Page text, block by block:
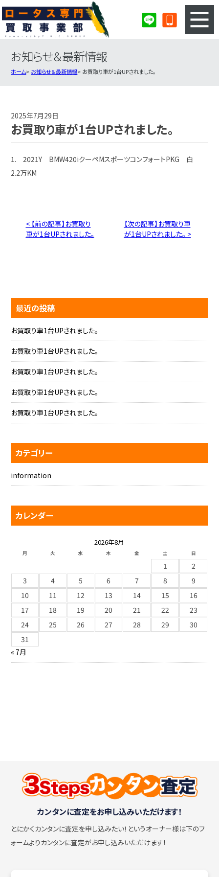
3ステップのカンタン査定
ロータス買取実績
お知らせ＆最新情報
ホーム お知らせ＆最新情報 お買取り車が1台UPされました。
2025年7月29日
お買取り車が1台UPされました。
1. 2021Y BMW420iクーペMスポーツコンフォートPKG 白
2.2万KM
< 【前の記事】お買取り
車が1台UPされました。
【次の記事】お買取り車
が1台UPされました。 >
最近の投稿
お買取り車1台UPされました。
お買取り車1台UPされました。
お買取り車1台UPされました。
お買取り車1台UPされました。
お買取り車1台UPされました。
カテゴリー
information
カレンダー
2026年8月
月 火 水 木 金 土 日
1
2
3
4 5 6 7 8
9
10
11 12 13 14 15
16
17
18 19 20 21 22
23
24
25 26 27 28 29
30
31
« 7月
カンタンに査定をお申し込みいただけます！
とにかくカンタンに査定を申し込みたい！ というオーナー様は下のフ
ォームよりカンタンに査定がお申し込みいただけます！